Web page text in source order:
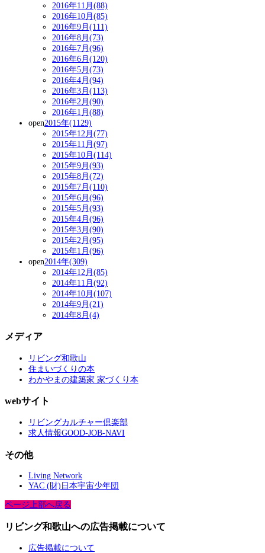
2016年11月(88)
2016年10月(85)
2016年9月(111)
2016年8月(73)
2016年7月(96)
2016年6月(120)
2016年5月(73)
2016年4月(94)
2016年3月(113)
2016年2月(90)
2016年1月(88)
open2015年(1129)
2015年12月(77)
2015年11月(97)
2015年10月(114)
2015年9月(93)
2015年8月(72)
2015年7月(110)
2015年6月(96)
2015年5月(93)
2015年4月(96)
2015年3月(90)
2015年2月(95)
2015年1月(96)
open2014年(309)
2014年12月(85)
2014年11月(92)
2014年10月(107)
2014年9月(21)
2014年8月(4)
メディア
リビング和歌山
住まいづくりの本
わかやまの建築家 家づくり本
webサイト
リビングカルチャー倶楽部
求人情報GOOD-JOB-NAVI
その他
Living Network
YAC (財)日本宇宙少年団
ページ上部へ戻る
リビング和歌山への広告掲載について
広告掲載について